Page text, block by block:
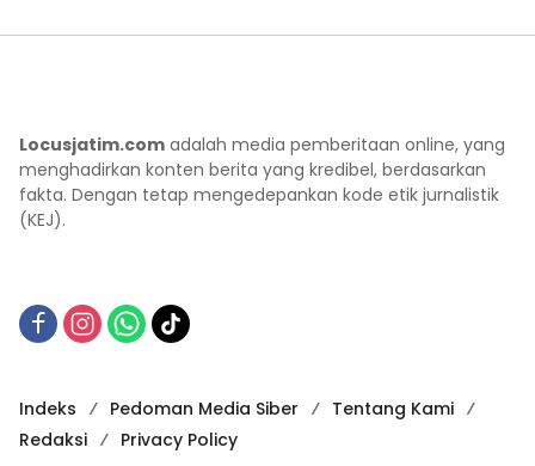
Locusjatim.com adalah media pemberitaan online, yang
menghadirkan konten berita yang kredibel, berdasarkan
fakta. Dengan tetap mengedepankan kode etik jurnalistik
(KEJ).
Indeks Pedoman Media Siber
Tentang Kami
Redaksi
Privacy Policy